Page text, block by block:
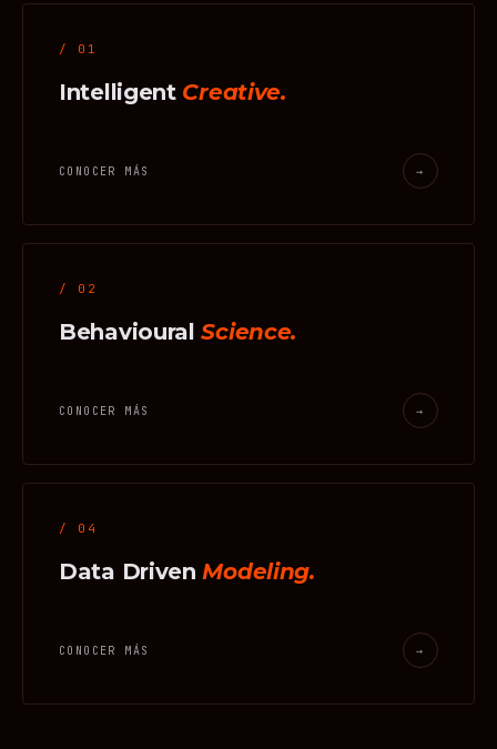
/ 01
Intelligent Creative.
CONOCER MÁS →
/ 02
BehaviouralScience.
CONOCER MÁS →
/ 04
Data DrivenModeling.
CONOCER MÁS →